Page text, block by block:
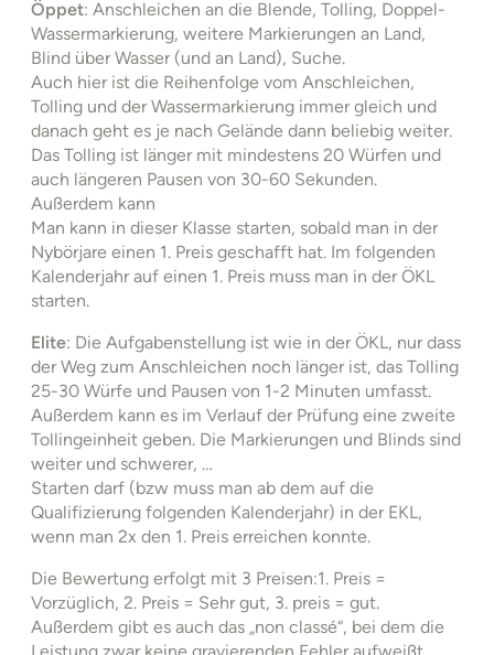
Öppet: Anschleichen an die Blende, Tolling, Doppel-
Wassermarkierung, weitere Markierungen an Land,
Blind über Wasser (und an Land), Suche.
Auch hier ist die Reihenfolge vom Anschleichen,
Tolling und der Wassermarkierung immer gleich und
danach geht es je nach Gelände dann beliebig weiter.
Das Tolling ist länger mit mindestens 20 Würfen und
auch längeren Pausen von 30-60 Sekunden.
Außerdem kann
Man kann in dieser Klasse starten, sobald man in der
Nybörjare einen 1. Preis geschafft hat. Im folgenden
Kalenderjahr auf einen 1. Preis muss man in der ÖKL
starten.
Elite: Die Aufgabenstellung ist wie in der ÖKL, nur dass
der Weg zum Anschleichen noch länger ist, das Tolling
25-30 Würfe und Pausen von 1-2 Minuten umfasst.
Außerdem kann es im Verlauf der Prüfung eine zweite
Tollingeinheit geben. Die Markierungen und Blinds sind
weiter und schwerer, …
Starten darf (bzw muss man ab dem auf die
Qualifizierung folgenden Kalenderjahr) in der EKL,
wenn man 2x den 1. Preis erreichen konnte.
Die Bewertung erfolgt mit 3 Preisen:1. Preis =
Vorzüglich, 2. Preis = Sehr gut, 3. preis = gut.
Außerdem gibt es auch das „non classé“, bei dem die